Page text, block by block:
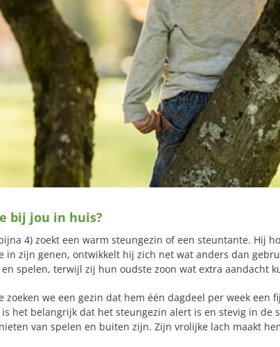
bij jou in huis?
4) zoekt een warm steungezin of een steuntante. Hij
in zijn genen, ontwikkelt hij zich net wat anders dan
spelen, terwijl zij hun oudste zoon wat extra aandacht
zoeken we een gezin dat hem één dagdeel per week een
het belangrijk dat het steungezin alert is en stevig in de
van spelen en buiten zijn. Zijn vrolijke lach maakt